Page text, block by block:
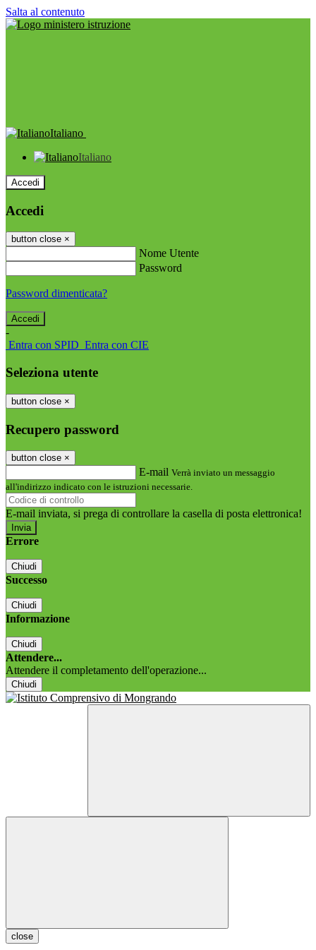
Salta al contenuto
Italiano
Italiano
Accedi
Accedi
button close ×
Nome Utente
Password
Password dimenticata?
-
Entra con SPID Entra con CIE
Seleziona utente
button close ×
Recupero password
button close ×
E-mail Verrà inviato un messaggio
all'indirizzo indicato con le istruzioni necessarie.
E-mail inviata, si prega di controllare la casella di posta elettronica!
Errore
Chiudi
Successo
Chiudi
Informazione
Chiudi
Attendere...
Attendere il completamento dell'operazione...
Chiudi
close